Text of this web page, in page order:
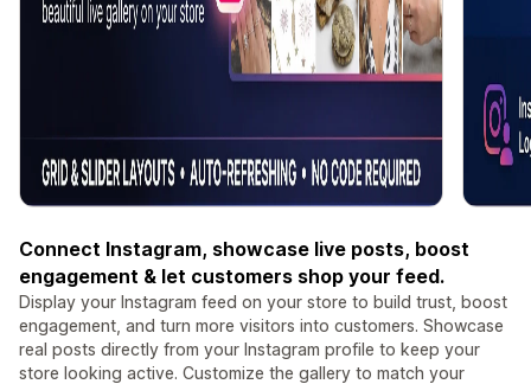
Connect Instagram, showcase live posts, boost
engagement & let customers shop your feed.
Display your Instagram feed on your store to build trust, boost
engagement, and turn more visitors into customers. Showcase
real posts directly from your Instagram profile to keep your
store looking active. Customize the gallery to match your